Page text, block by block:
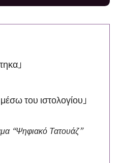
」
του ιστολογίου」
“Ψηφιακό Τατουάζ”